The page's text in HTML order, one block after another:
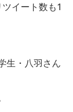
イート数も1
生・八羽さん